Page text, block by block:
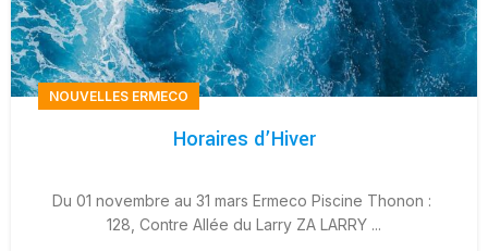
NOUVELLES ERMECO
Horaires d’Hiver
Du 01 novembre au 31 mars Ermeco Piscine Thonon :
128, Contre Allée du Larry ZA LARRY ...